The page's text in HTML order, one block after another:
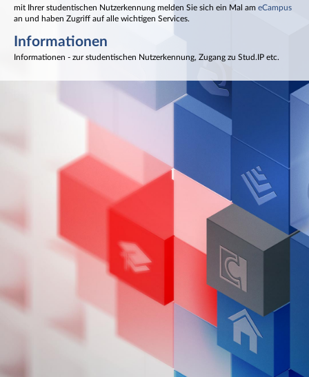
mit Ihrer studentischen Nutzerkennung melden Sie sich ein Mal am eCampus
an und haben Zugriff auf alle wichtigen Services.
Informationen
Informationen - zur studentischen Nutzerkennung, Zugang zu Stud.IP etc.